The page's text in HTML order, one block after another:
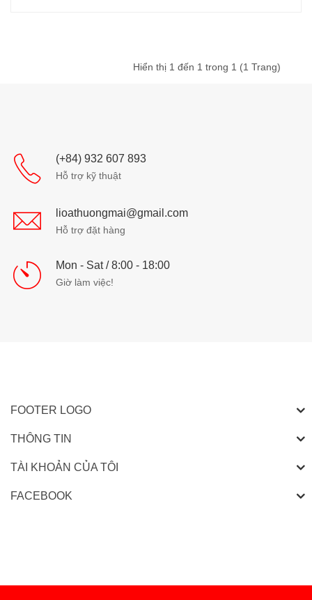
Hiển thị 1 đến 1 trong 1 (1 Trang)
(+84) 932 607 893
Hỗ trợ kỹ thuật
lioathuongmai@gmail.com
Hỗ trợ đặt hàng
Mon - Sat / 8:00 - 18:00
Giờ làm việc!
FOOTER LOGO
THÔNG TIN
TÀI KHOẢN CỦA TÔI
FACEBOOK